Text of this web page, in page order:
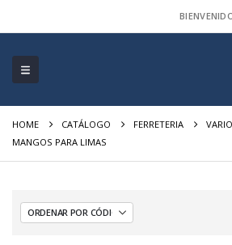
HOME CATÁLOGO FERRETERIA
MANGOS PARA LIMAS